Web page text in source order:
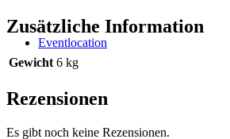
Eventlocation
Zusätzliche Information
Gewicht 6 kg
Rezensionen
Es gibt noch keine Rezensionen.